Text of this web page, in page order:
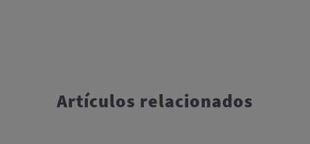
Artículos relacionados